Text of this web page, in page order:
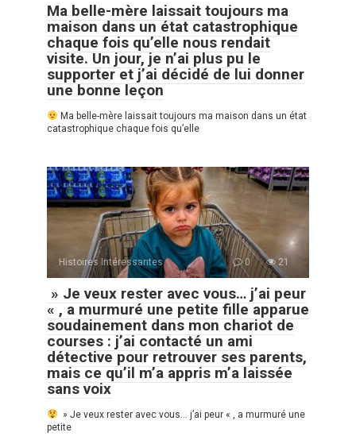
Ma belle-mère laissait toujours ma
maison dans un état catastrophique
chaque fois qu’elle nous rendait
visite. Un jour, je n’ai plus pu le
supporter et j’ai décidé de lui donner
une bonne leçon
Ma belle-mère laissait toujours ma maison dans un état
catastrophique chaque fois qu’elle
Histoires Intéressantes 0 21
» Je veux rester avec vous… j’ai peur
« , a murmuré une petite fille apparue
soudainement dans mon chariot de
courses : j’ai contacté un ami
détective pour retrouver ses parents,
mais ce qu’il m’a appris m’a laissée
sans voix
» Je veux rester avec vous… j’ai peur « , a murmuré une
petite